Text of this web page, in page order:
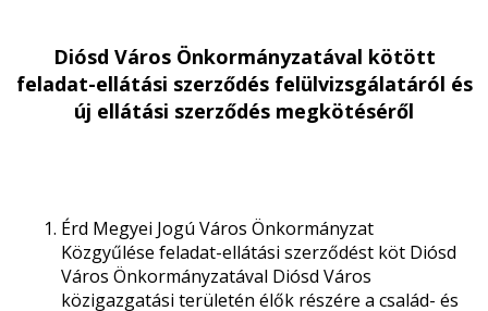
Diósd Város Önkormányzatával kötött
feladat-ellátási szerződés felülvizsgálatáról és
új ellátási szerződés megkötéséről
Érd Megyei Jogú Város Önkormányzat
Közgyűlése feladat-ellátási szerződést köt Diósd
Város Önkormányzatával Diósd Város
közigazgatási területén élők részére a család- és